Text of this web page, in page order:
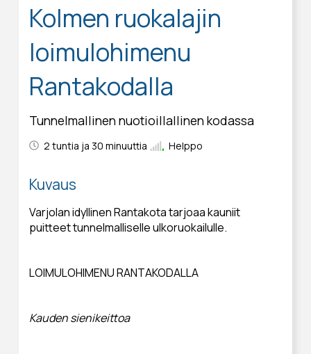
Kolmen ruokalajin
loimulohimenu
Rantakodalla
Tunnelmallinen nuotioillallinen kodassa
2 tuntia ja 30 minuuttia Helppo
Kuvaus
Varjolan idyllinen Rantakota tarjoaa kauniit
puitteet tunnelmalliselle ulkoruokailulle.
LOIMULOHIMENU RANTAKODALLA
Kauden sienikeittoa